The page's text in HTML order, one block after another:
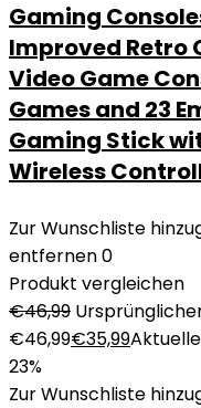
Gaming
Improved Retro
Video Game
Games and 23
Gaming Stick
Wireless
Zur Wunschliste
entfernen0
Produkt vergleichen
€46,99
€46,99€35,99
23%
Zur Wunschliste